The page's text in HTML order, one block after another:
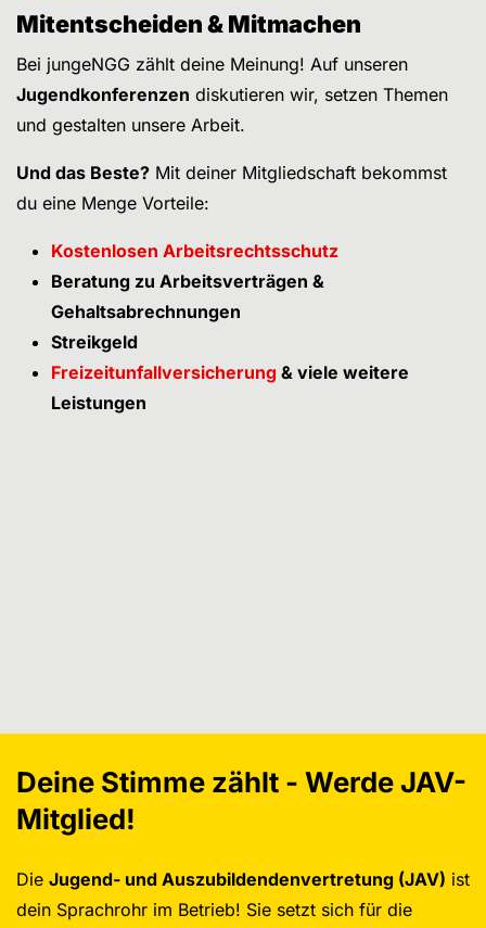
Mitentscheiden & Mitmachen
Bei jungeNGG zählt deine Meinung! Auf unseren
Jugendkonferenzen diskutieren wir, setzen Themen
und gestalten unsere Arbeit.
Und das Beste? Mit deiner Mitgliedschaft bekommst
du eine Menge Vorteile:
Kostenlosen Arbeitsrechtsschutz
Beratung zu Arbeitsverträgen &
Gehaltsabrechnungen
Streikgeld
Freizeitunfallversicherung & viele weitere
Leistungen
Deine Stimme zählt - Werde JAV-
Mitglied!
Die Jugend- und Auszubildendenvertretung (JAV) ist
dein Sprachrohr im Betrieb! Sie setzt sich für die